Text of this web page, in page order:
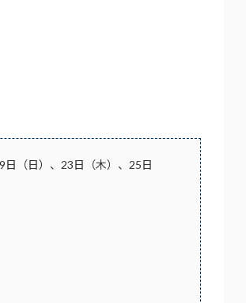
（日）、23日（木）、25日